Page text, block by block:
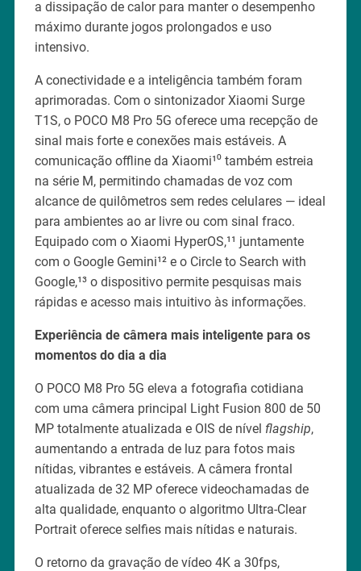
a dissipação de calor para manter o desempenho
máximo durante jogos prolongados e uso
intensivo.
A conectividade e a inteligência também foram
aprimoradas. Com o sintonizador Xiaomi Surge
T1S, o POCO M8 Pro 5G oferece uma recepção de
sinal mais forte e conexões mais estáveis. A
comunicação offline da Xiaomi¹⁰ também estreia
na série M, permitindo chamadas de voz com
alcance de quilômetros sem redes celulares — ideal
para ambientes ao ar livre ou com sinal fraco.
Equipado com o Xiaomi HyperOS,¹¹ juntamente
com o Google Gemini¹² e o Circle to Search with
Google,¹³ o dispositivo permite pesquisas mais
rápidas e acesso mais intuitivo às informações.
Experiência de câmera mais inteligente para os
momentos do dia a dia
O POCO M8 Pro 5G eleva a fotografia cotidiana
com uma câmera principal Light Fusion 800 de 50
MP totalmente atualizada e OIS de nível flagship,
aumentando a entrada de luz para fotos mais
nítidas, vibrantes e estáveis. A câmera frontal
atualizada de 32 MP oferece videochamadas de
alta qualidade, enquanto o algoritmo Ultra-Clear
Portrait oferece selfies mais nítidas e naturais.
O retorno da gravação de vídeo 4K a 30fps,